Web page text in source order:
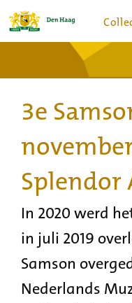
Bronnen en collecties
Dienstverlening
Bezoek
Over
3e
Splendor
In 2020 werd
in juli 2019
Samson
Nederlands